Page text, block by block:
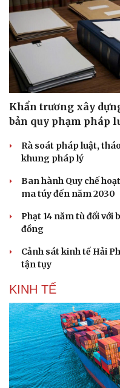
Tư vấn
check-in
Khẩn trương xây
bản quy phạm pháp
Rà soát pháp luật,
khung pháp lý
Ban hành Quy chế
ma túy đến năm 2030
Phạt 14 năm tù đối với
đồng
Cảnh sát kinh tế Hải
tận tụy
KINH TẾ